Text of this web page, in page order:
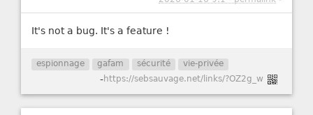
It's not a bug. It's a feature !
espionnage gafam sécurité vie-privée
-https://sebsauvage.net/links/?OZ2g_w